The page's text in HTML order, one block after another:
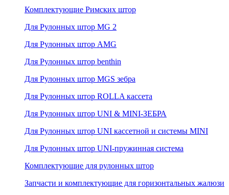
Комплектующие Римских штор
Для Рулонных штор MG 2
Для Рулонных штор AMG
Для Рулонных штор benthin
Для Рулонных штор MGS зебра
Для Рулонных штор ROLLA кассета
Для Рулонных штор UNI & MINI-ЗЕБРА
Для Рулонных штор UNI кассетной и системы MINI
Для Рулонных штор UNI-пружинная система
Комплектующие для рулонных штор
Запчасти и комплектующие для горизонтальных жалюзи